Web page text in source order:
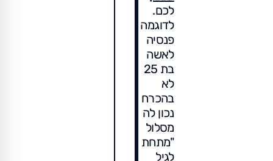
לכם.
לדוגמה
פנסיה
לאשה
בת 25
לא
בהכרח
נכון לה
מסלול
"מתחת
לגיל